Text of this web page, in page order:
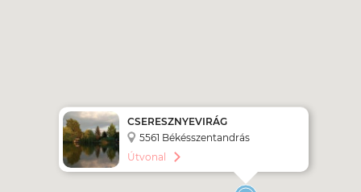
CSERESZNYEVIRÁG
VENDÉGHÁZ
5561 Békésszentandrás
Füzeskerti üdülősor 9
Útvonal